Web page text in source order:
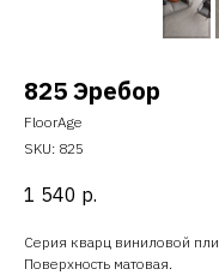
825 Эребор
FloorAge
SKU: 825
1 540 р.
Серия кварц виниловой
Поверхность матовая.